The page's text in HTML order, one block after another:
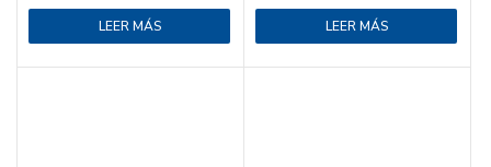
LEER MÁS LEER MÁS